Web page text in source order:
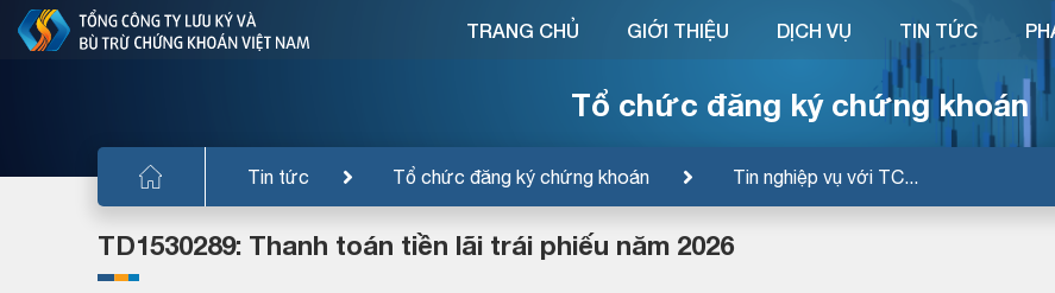
Tổ chức đăng ký chứng khoán
Tin tức Tổ chức đăng ký chứng khoán Tin nghiệp vụ với TC...
TRANG CHỦ GIỚI THIỆU DỊCH VỤ TIN TỨC
TD1530289: Thanh toán tiền lãi trái phiếu năm 2026